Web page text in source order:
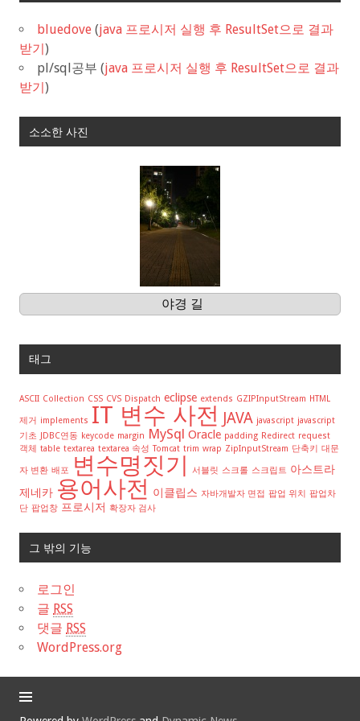
bluedove (java 프로시저 실행 후 ResultSet으로 결과
받기)
pl/sql공부 (java 프로시저 실행 후 ResultSet으로 결과
받기)
소소한 사진
야경 길
태그
ASCII Collection CSS CVS Dispatch eclipse extends GZIPInputStream HTML
제거 implements IT 변수 사전 JAVA javascript javascript
기초
JDBC연동 keycode margin MySql Oracle padding Redirect request
객체
table textarea textarea 속성 Tomcat trim wrap ZipInputStream 단축키 대문
자 변환 배포 변수명짓기 서블릿 스크롤 스크립트 아스트라
제네카 용어사전 이클립스 자바개발자 면접 팝업 위치
팝업차
단 팝업창 프로시저 확장자 검사
그 밖의 기능
로그인
글 RSS
댓글 RSS
WordPress.org